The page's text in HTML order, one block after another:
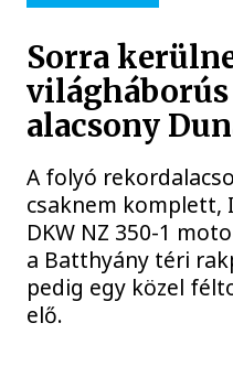
Sorra
alacsony
A folyó
csaknem komplett,
DKW NZ 350-1
a Batthyány téri
pedig egy közel
elő.